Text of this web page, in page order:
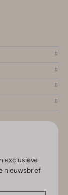
exclusieve
nieuwsbrief